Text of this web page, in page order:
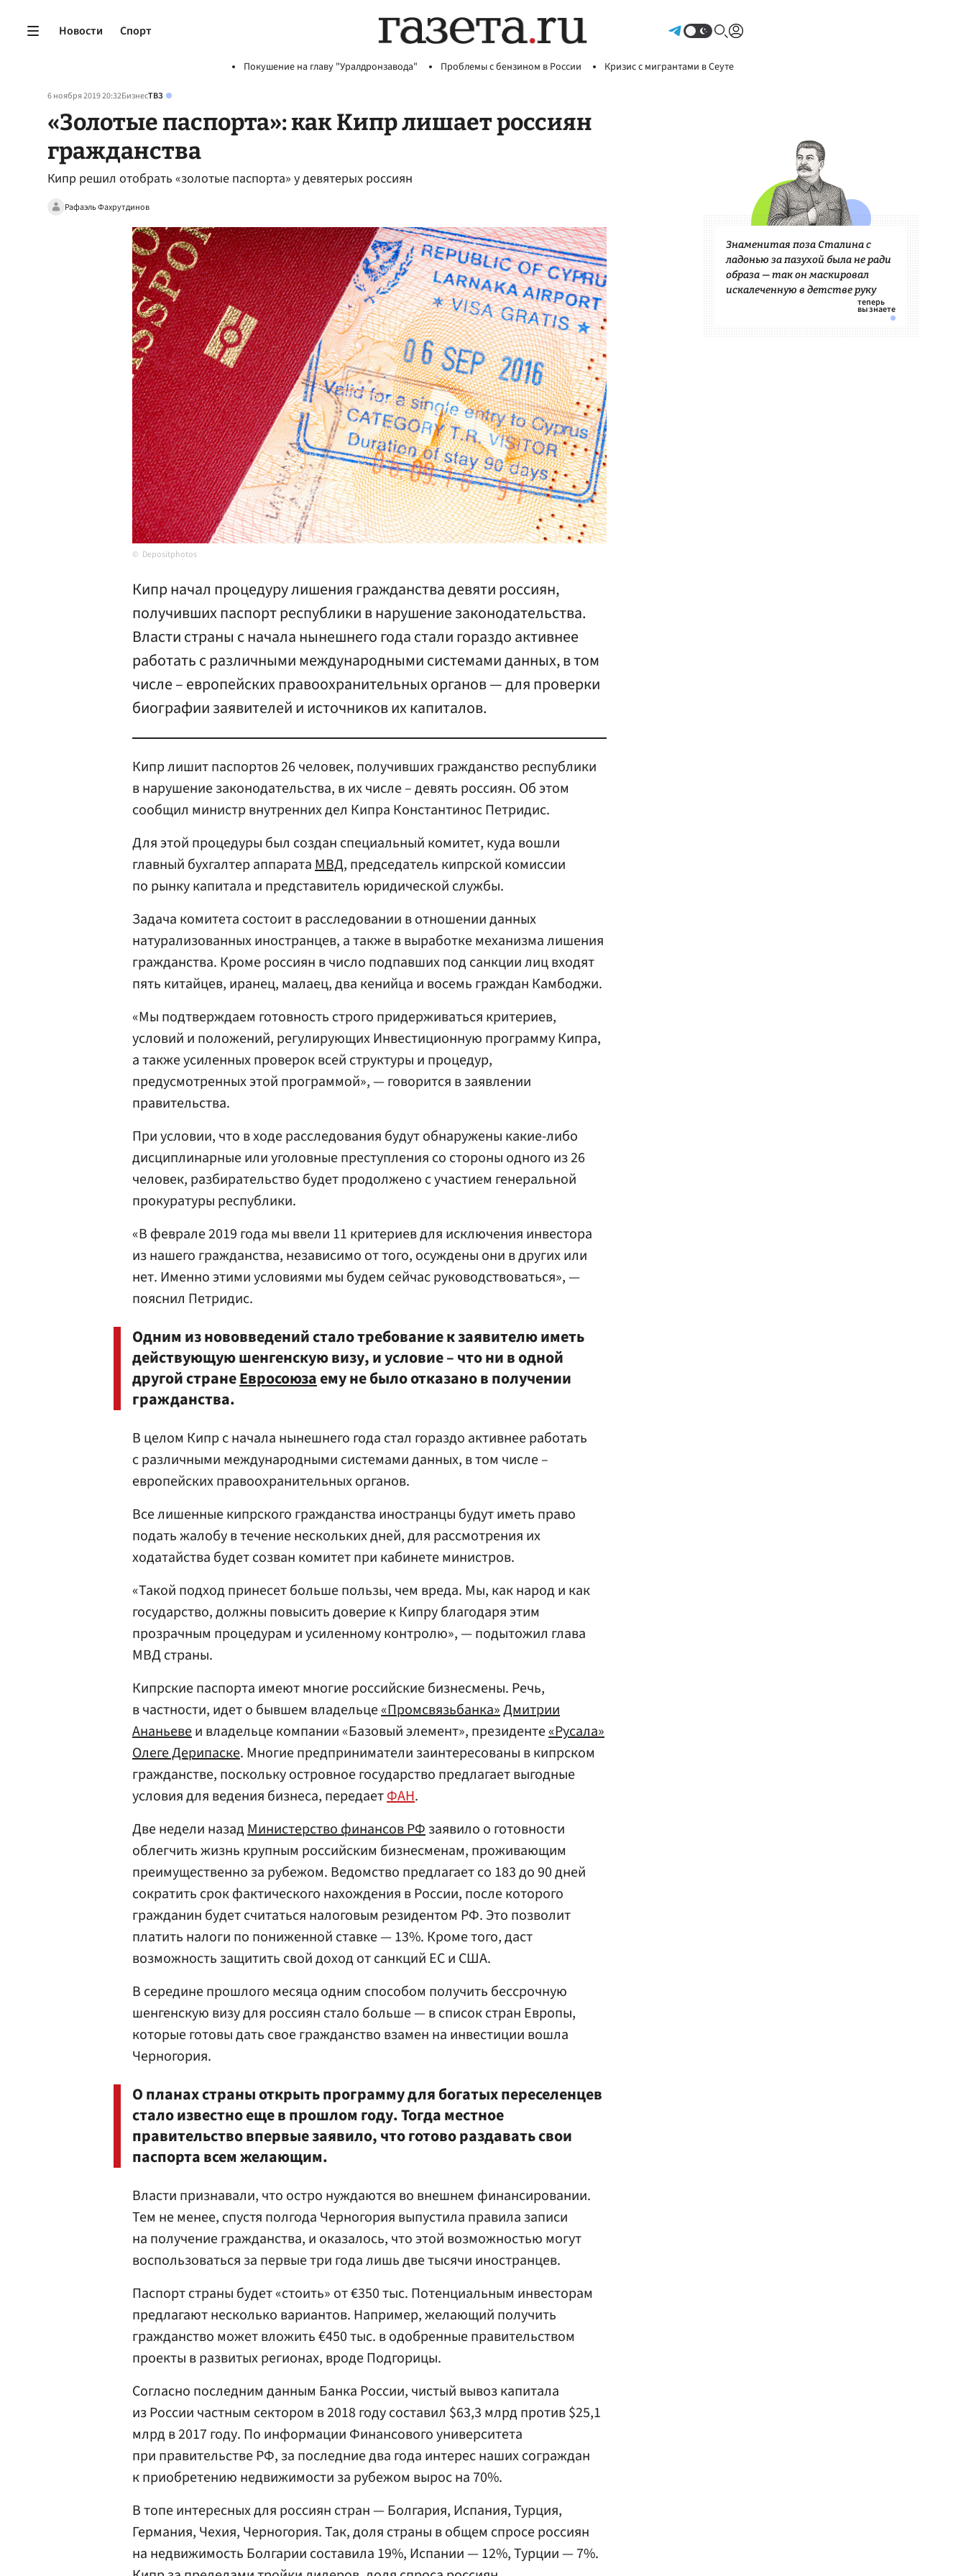
Новости Спорт
Покушение на главу "Уралдронзавода" Проблемы с бензином в России Кризис с мигрантами в Сеуте
6 ноября 2019 20:32БизнесТВЗ
«Золотые паспорта»: как Кипр лишает россиян
гражданства
Кипр решил отобрать «золотые паспорта» у девятерых россиян
Рафаэль Фахрутдинов
Depositphotos
Кипр начал процедуру лишения гражданства девяти россиян,
получивших паспорт республики в нарушение законодательства.
Власти страны с начала нынешнего года стали гораздо активнее
работать с различными международными системами данных, в том
числе – европейских правоохранительных органов — для проверки
биографии заявителей и источников их капиталов.
Кипр лишит паспортов 26 человек, получивших гражданство республики
в нарушение законодательства, в их числе – девять россиян. Об этом
сообщил министр внутренних дел Кипра Константинос Петридис.
Для этой процедуры был создан специальный комитет, куда вошли
главный бухгалтер аппаратаМВД, председатель кипрской комиссии
по рынку капитала и представитель юридической службы.
Задача комитета состоит в расследовании в отношении данных
натурализованных иностранцев, а также в выработке механизма лишения
гражданства. Кроме россиян в число подпавших под санкции лиц входят
пять китайцев, иранец, малаец, два кенийца и восемь граждан Камбоджи.
«Мы подтверждаем готовность строго придерживаться критериев,
условий и положений, регулирующих Инвестиционную программу Кипра,
а также усиленных проверок всей структуры и процедур,
предусмотренных этой программой», — говорится в заявлении
правительства.
При условии, что в ходе расследования будут обнаружены какие-либо
дисциплинарные или уголовные преступления со стороны одного из 26
человек, разбирательство будет продолжено с участием генеральной
прокуратуры республики.
«В феврале 2019 года мы ввели 11 критериев для исключения инвестора
из нашего гражданства, независимо от того, осуждены они в других или
нет. Именно этими условиями мы будем сейчас руководствоваться», —
пояснил Петридис.
Одним из нововведений стало требование к заявителю иметь
действующую шенгенскую визу, и условие – что ни в одной
другой странеЕвросоюзаему не было отказано в получении
гражданства.
В целом Кипр с начала нынешнего года стал гораздо активнее работать
с различными международными системами данных, в том числе –
европейских правоохранительных органов.
Все лишенные кипрского гражданства иностранцы будут иметь право
подать жалобу в течение нескольких дней, для рассмотрения их
ходатайства будет созван комитет при кабинете министров.
«Такой подход принесет больше пользы, чем вреда. Мы, как народ и как
государство, должны повысить доверие к Кипру благодаря этим
прозрачным процедурам и усиленному контролю», — подытожил глава
МВД страны.
Кипрские паспорта имеют многие российские бизнесмены. Речь,
в частности, идет о бывшем владельце«Промсвязьбанка»Дмитрии
Ананьевеи владельце компании «Базовый элемент», президенте«Русала»
Олеге Дерипаске. Многие предприниматели заинтересованы в кипрском
гражданстве, поскольку островное государство предлагает выгодные
условия для ведения бизнеса, передаетФАН.
Две недели назадМинистерство финансов РФзаявило о готовности
облегчить жизнь крупным российским бизнесменам, проживающим
преимущественно за рубежом. Ведомство предлагает со 183 до 90 дней
сократить срок фактического нахождения в России, после которого
гражданин будет считаться налоговым резидентом РФ. Это позволит
платить налоги по пониженной ставке — 13%. Кроме того, даст
возможность защитить свой доход от санкций ЕС и США.
В середине прошлого месяца одним способом получить бессрочную
шенгенскую визу для россиян стало больше — в список стран Европы,
которые готовы дать свое гражданство взамен на инвестиции вошла
Черногория.
О планах страны открыть программу для богатых переселенцев
стало известно еще в прошлом году. Тогда местное
правительство впервые заявило, что готово раздавать свои
паспорта всем желающим.
Власти признавали, что остро нуждаются во внешнем финансировании.
Тем не менее, спустя полгода Черногория выпустила правила записи
на получение гражданства, и оказалось, что этой возможностью могут
воспользоваться за первые три года лишь две тысячи иностранцев.
Паспорт страны будет «стоить» от €350 тыс. Потенциальным инвесторам
предлагают несколько вариантов. Например, желающий получить
гражданство может вложить €450 тыс. в одобренные правительством
проекты в развитых регионах, вроде Подгорицы.
Согласно последним данным Банка России, чистый вывоз капитала
из России частным сектором в 2018 году составил $63,3 млрд против $25,1
млрд в 2017 году. По информации Финансового университета
при правительстве РФ, за последние два года интерес наших сограждан
к приобретению недвижимости за рубежом вырос на 70%.
В топе интересных для россиян стран — Болгария, Испания, Турция,
Германия, Чехия, Черногория. Так, доля страны в общем спросе россиян
на недвижимость Болгарии составила 19%, Испании — 12%, Турции — 7%.
Знаменитая поза Сталина с
ладонью за пазухой была не ради
образа — так он маскировал
искалеченную в детстве руку